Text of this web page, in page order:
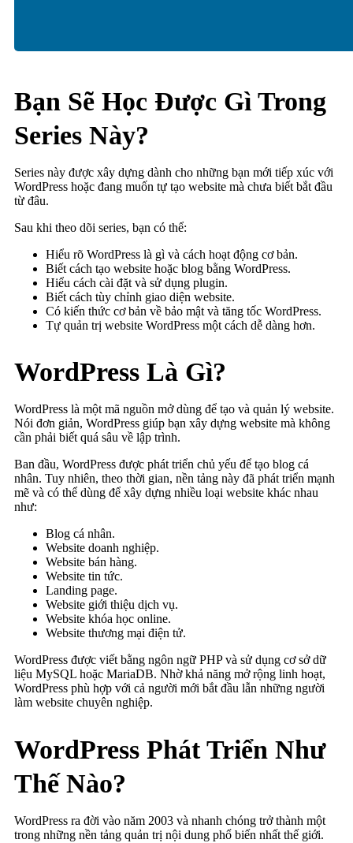
Bạn Sẽ Học Được Gì Trong
Series Này?
Series này được xây dựng dành cho những bạn mới tiếp xúc với
WordPress hoặc đang muốn tự tạo website mà chưa biết bắt đầu
từ đâu.
Sau khi theo dõi series, bạn có thể:
Hiểu rõ WordPress là gì và cách hoạt động cơ bản.
Biết cách tạo website hoặc blog bằng WordPress.
Hiểu cách cài đặt và sử dụng plugin.
Biết cách tùy chỉnh giao diện website.
Có kiến thức cơ bản về bảo mật và tăng tốc WordPress.
Tự quản trị website WordPress một cách dễ dàng hơn.
WordPress Là Gì?
WordPress là một mã nguồn mở dùng để tạo và quản lý website.
Nói đơn giản, WordPress giúp bạn xây dựng website mà không
cần phải biết quá sâu về lập trình.
Ban đầu, WordPress được phát triển chủ yếu để tạo blog cá
nhân. Tuy nhiên, theo thời gian, nền tảng này đã phát triển mạnh
mẽ và có thể dùng để xây dựng nhiều loại website khác nhau
như:
Blog cá nhân.
Website doanh nghiệp.
Website bán hàng.
Website tin tức.
Landing page.
Website giới thiệu dịch vụ.
Website khóa học online.
Website thương mại điện tử.
WordPress được viết bằng ngôn ngữ PHP và sử dụng cơ sở dữ
liệu MySQL hoặc MariaDB. Nhờ khả năng mở rộng linh hoạt,
WordPress phù hợp với cả người mới bắt đầu lẫn những người
làm website chuyên nghiệp.
WordPress Phát Triển Như
Thế Nào?
WordPress ra đời vào năm 2003 và nhanh chóng trở thành một
trong những nền tảng quản trị nội dung phổ biến nhất thế giới.